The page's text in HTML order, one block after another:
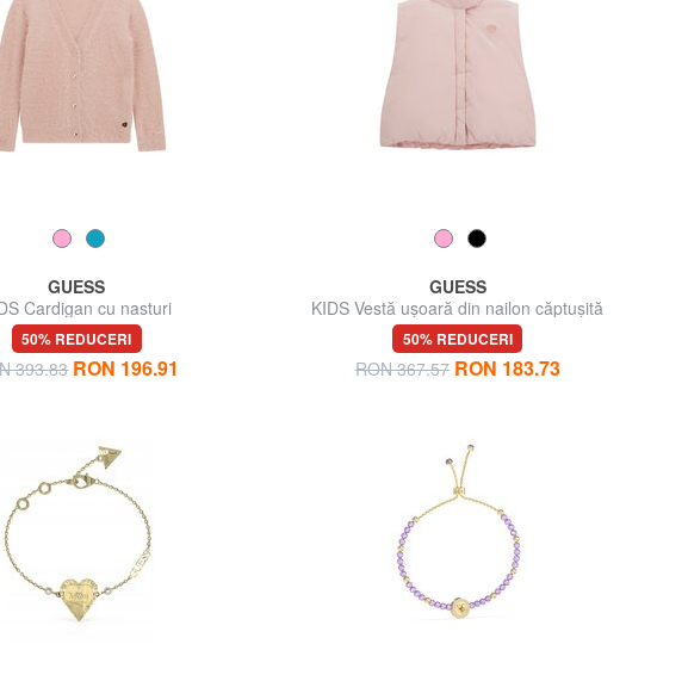
GUESS
Cardigan cu nasturi
50% REDUCERI
393.83 RON 196.91
GUESS
KIDS Vestă ușoară din nailon căptușită
50% REDUCERI
RON 367.57 RON 183.73